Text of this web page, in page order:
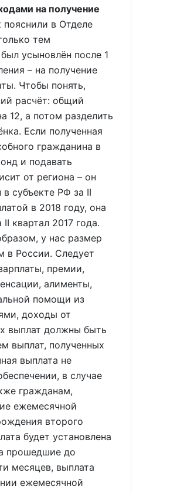
на получение
пояснили в Отделе
тем
усыновлён после 1
– на получение
Чтобы понять,
расчёт: общий
12, а потом разделить
Если полученная
гражданина в
и подавать
от региона – он
субъекте РФ за II
в 2018 году, она
квартал 2017 года.
у нас размер
в России. Следует
премии,
алименты,
помощи из
доходы от
выплат должны быть
выплат, полученных
выплата не
в случае
гражданам,
ежемесячной
второго
будет установлена
прошедшие до
месяцев, выплата
ежемесячной